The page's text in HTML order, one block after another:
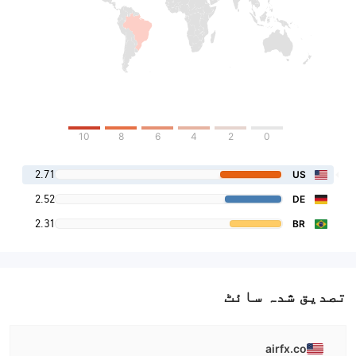
0
2
4
6
8
10
US
2.71
DE
2.52
BR
2.31
تصدیق شدہ سائٹ
airfx.co